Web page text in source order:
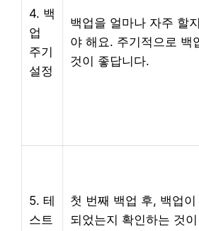
4. 백
업
주기
설정
백업을 얼마나 자주 할
야 해요. 주기적으로 백
것이 좋답니다.
5. 테
스트
첫 번째 백업 후, 백업이
되었는지 확인하는 것